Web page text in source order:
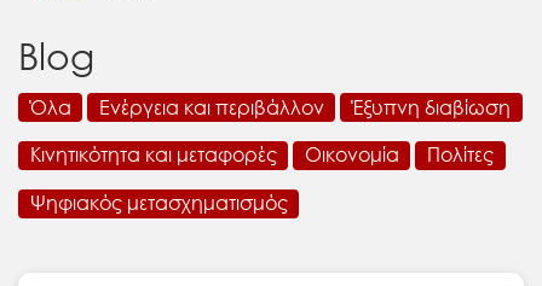
Blog
Όλα Ενέργεια και περιβάλλον
Έξυπνη διαβίωση
Κινητικότητα και μεταφορές
Οικονομία
Πολίτες
Ψηφιακός μετασχηματισμός